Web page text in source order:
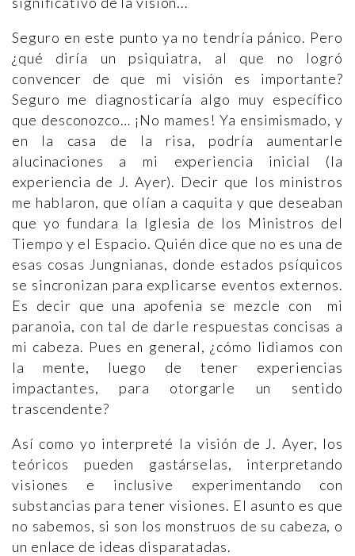
Seguro en este punto ya no tendría pánico. Pero
¿qué diría un psiquiatra, al que no logró
convencer de que mi visión es importante?
Seguro me diagnosticaría algo muy específico
que desconozco… ¡No mames! Ya ensimismado, y
en la casa de la risa, podría aumentarle
alucinaciones a mi experiencia inicial (la
experiencia de J. Ayer). Decir que los ministros
me hablaron, que olían a caquita y que deseaban
que yo fundara la Iglesia de los Ministros del
Tiempo y el Espacio. Quién dice que no es una de
esas cosas Jungnianas, donde estados psíquicos
se sincronizan para explicarse eventos externos.
Es decir que una apofenia se mezcle con mi
paranoia, con tal de darle respuestas concisas a
mi cabeza. Pues en general, ¿cómo lidiamos con
la mente, luego de tener experiencias
impactantes, para otorgarle un sentido
trascendente?
Así como yo interpreté la visión de J. Ayer, los
teóricos pueden gastárselas, interpretando
visiones e inclusive experimentando con
substancias para tener visiones. El asunto es que
no sabemos, si son los monstruos de su cabeza, o
un enlace de ideas disparatadas.